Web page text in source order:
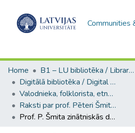
Communities
Home
B1 – LU bibliotēka / Library of the UL
Digitālā bibliotēka / Digital library
Valodnieka, folklorista, etnogrāfa, orientālista, LU profesora Pētera Šmita kolekcija / Collection of Pēteris Šmits, linguist, folklorist, ethnographer, orientalist, UL Professor
Raksti par prof. Pēteri Šmitu / Articles about Prof. Pēteris Šmits
Prof. P. Šmita zinātniskās darbības 30 gadi